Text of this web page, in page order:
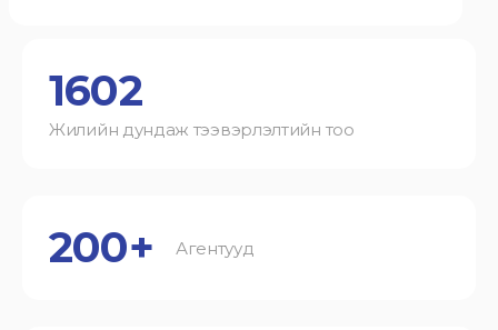
1602
Жилийн дундаж тээвэрлэлтийн тоо
200+ Агентууд